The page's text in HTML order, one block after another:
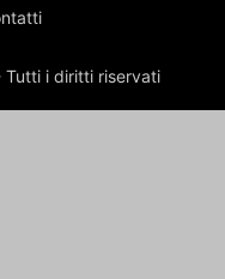
i diritti riservati